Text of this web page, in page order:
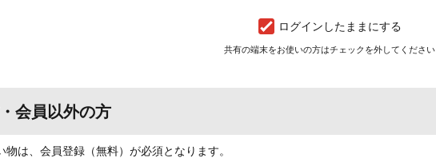
ログインしたままにする
共有の端末をお使いの方はチェックを外してください
会員以外の方
は、会員登録（無料）が必須となります。